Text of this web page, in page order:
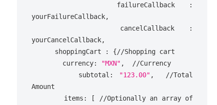
failureCallback
:
yourFailureCallback,
cancelCallback
:
yourCancelCallback,
shoppingCart
: {//Shopping cart
currency: "MXN" ,
//Currency
subtotal : "123.00" ,
//Total
Amount
items : [
//Optionally an array of